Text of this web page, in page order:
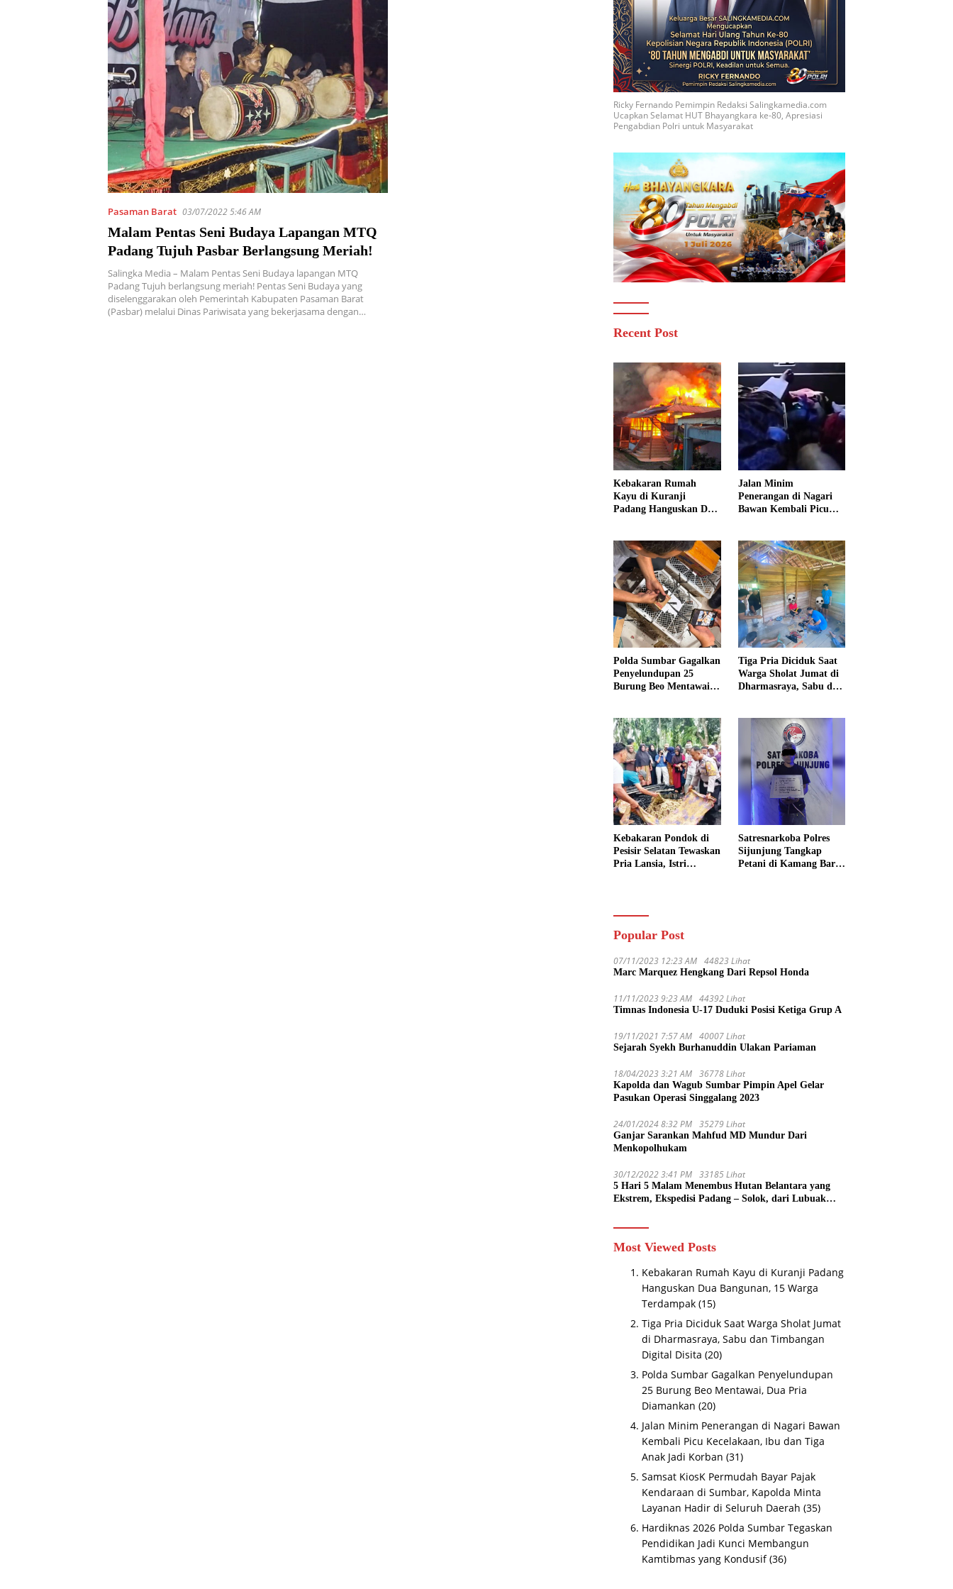
Pasaman Barat 03/07/2022 5:46 AM
Malam Pentas Seni Budaya Lapangan MTQ
Padang Tujuh Pasbar Berlangsung Meriah!
Salingka Media – Malam Pentas Seni Budaya lapangan MTQ
Padang Tujuh berlangsung meriah! Pentas Seni Budaya yang
diselenggarakan oleh Pemerintah Kabupaten Pasaman Barat
(Pasbar) melalui Dinas Pariwisata yang bekerjasama dengan…
Ricky Fernando Pemimpin Redaksi Salingkamedia.com
Ucapkan Selamat HUT Bhayangkara ke-80, Apresiasi
Pengabdian Polri untuk Masyarakat
Recent Post
Kebakaran Rumah
Kayu di Kuranji
Padang Hanguskan Dua
Jalan Minim
Penerangan di Nagari
Bawan Kembali Picu
Polda Sumbar Gagalkan
Penyelundupan 25
Burung Beo Mentawai,
Tiga Pria Diciduk Saat
Warga Sholat Jumat di
Dharmasraya, Sabu dan
Kebakaran Pondok di
Pesisir Selatan Tewaskan
Pria Lansia, Istri
Satresnarkoba Polres
Sijunjung Tangkap
Petani di Kamang Baru,
Popular Post
07/11/2023 12:23 AM 44823 Lihat
Marc Marquez Hengkang Dari Repsol Honda
11/11/2023 9:23 AM 44392 Lihat
Timnas Indonesia U-17 Duduki Posisi Ketiga Grup A
19/11/2021 7:57 AM 40007 Lihat
Sejarah Syekh Burhanuddin Ulakan Pariaman
18/04/2023 3:21 AM 36778 Lihat
Kapolda dan Wagub Sumbar Pimpin Apel Gelar
Pasukan Operasi Singgalang 2023
24/01/2024 8:32 PM 35279 Lihat
Ganjar Sarankan Mahfud MD Mundur Dari
Menkopolhukam
30/12/2022 3:41 PM 33185 Lihat
5 Hari 5 Malam Menembus Hutan Belantara yang
Ekstrem, Ekspedisi Padang – Solok, dari Lubuak
Most Viewed Posts
Kebakaran Rumah Kayu di Kuranji Padang
Hanguskan Dua Bangunan, 15 Warga
Terdampak (15)
Tiga Pria Diciduk Saat Warga Sholat Jumat
di Dharmasraya, Sabu dan Timbangan
Digital Disita (20)
Polda Sumbar Gagalkan Penyelundupan
25 Burung Beo Mentawai, Dua Pria
Diamankan (20)
Jalan Minim Penerangan di Nagari Bawan
Kembali Picu Kecelakaan, Ibu dan Tiga
Anak Jadi Korban (31)
Samsat KiosK Permudah Bayar Pajak
Kendaraan di Sumbar, Kapolda Minta
Layanan Hadir di Seluruh Daerah (35)
Hardiknas 2026 Polda Sumbar Tegaskan
Pendidikan Jadi Kunci Membangun
Kamtibmas yang Kondusif (36)